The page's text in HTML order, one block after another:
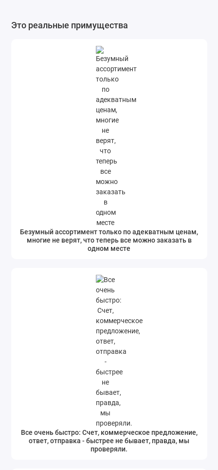
Это реальные примущества
Безумный ассортимент только по адекватным ценам,
многие не верят, что теперь все можно заказать в
одном месте
Все очень быстро: Счет, коммерческое предложение,
ответ, отправка - быстрее не бывает, правда, мы
проверяли.